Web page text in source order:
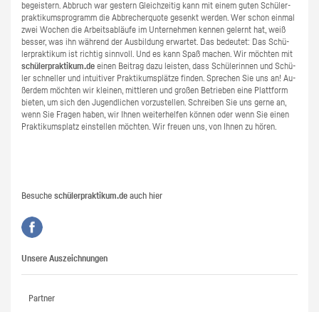
be­geis­tern. Ab­bruch war ges­tern Gleich­zei­tig kann mit einem guten Schü­ler­
prak­ti­kums­pro­gramm die Ab­bre­cher­quo­te ge­senkt wer­den. Wer schon ein­mal
zwei Wo­chen die Ar­beits­ab­läu­fe im Un­ter­neh­men ken­nen ge­lernt hat, weiß
bes­ser, was ihn wäh­rend der Aus­bil­dung er­war­tet. Das be­deu­tet: Das Schü­
ler­prak­ti­kum ist rich­tig sinn­voll. Und es kann Spaß ma­chen. Wir möch­ten mit
schü­ler­prak­ti­kum.de einen Bei­trag dazu leis­ten, dass Schü­le­rin­nen und Schü­
ler schnel­ler und in­tui­ti­ver Prak­ti­kums­plät­ze fin­den. Spre­chen Sie uns an! Au­
ßer­dem möch­ten wir klei­nen, mitt­le­ren und gro­ßen Be­trie­ben eine Platt­form
bie­ten, um sich den Ju­gend­li­chen vor­zu­stel­len. Schrei­ben Sie uns gerne an,
wenn Sie Fra­gen haben, wir Ihnen wei­ter­hel­fen kön­nen oder wenn Sie einen
Prak­ti­kums­platz ein­stel­len möch­ten. Wir freu­en uns, von Ihnen zu hören.
Besuche schülerpraktikum.de auch hier
Unsere Auszeichnungen
Partner